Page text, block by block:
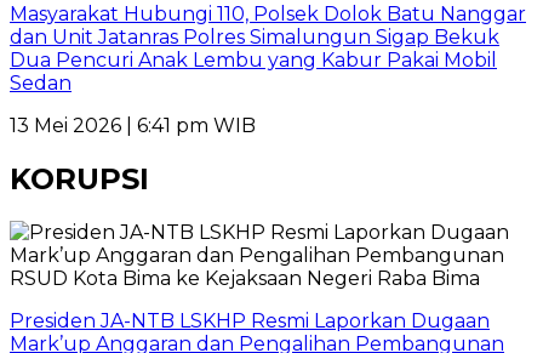
Masyarakat Hubungi 110, Polsek Dolok Batu Nanggar
dan Unit Jatanras Polres Simalungun Sigap Bekuk
Dua Pencuri Anak Lembu yang Kabur Pakai Mobil
Sedan
13 Mei 2026 | 6:41 pm WIB
KORUPSI
Presiden JA-NTB LSKHP Resmi Laporkan Dugaan
Mark’up Anggaran dan Pengalihan Pembangunan